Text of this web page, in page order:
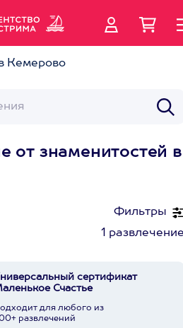
Кемерово
от знаменитостей в
Фильтры
1
сертификат
Счастье
для любого из
развлечений